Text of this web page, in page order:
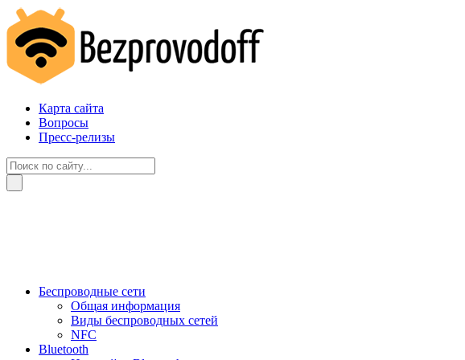
Карта сайта
Вопросы
Пресс-релизы
Беспроводные сети
Общая информация
Виды беспроводных сетей
NFC
Bluetooth